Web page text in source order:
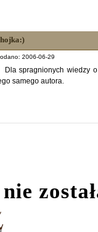
hojka:)
2006-06-29
Dla spragnionych wiedzy
samego autora.